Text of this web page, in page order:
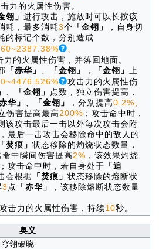
力的火属性伤害。
翎」 进行攻击，施放时可以长按该
耗，最多消耗3个 「金翎」
，自身切
的标记个数，分别造成
力的火属性伤害，并落回地面。
「赤华」 「金翎」 ， 「金翎」
上
攻击力的火属性伤
「金翎」
点数，独立伤害提高，
华」 「金翎」 ，分别提高0.2%、
伤害提高最高200% ；攻击命中时，
该攻击最后一击以外每次攻击会附
最后一击攻击会移除命中的敌人的
「焚痕」 状态移除的灼烧状态数量，
中瞬间伤害提高2% ，该效果灼烧
攻击命中时，若自身处于 「追
会根据 「焚痕」 状态移除的熔断状
3 点 「赤华」
，该移除熔断状态数量
攻击力的火属性伤害，持续10秒。
奥义
穹翎破晓